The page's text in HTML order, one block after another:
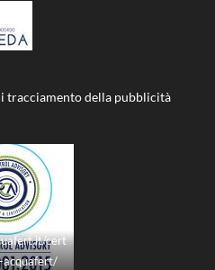
tracciamento della pubblicità
cert
acquafert/